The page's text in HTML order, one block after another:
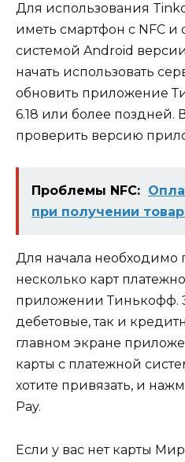
Для использования
иметь смартфон с NFC
системой Android
начать использовать
обновить приложение
6.18 или более поздней.
проверить версию
Проблемы NFC:
при получении
Для начала необходимо
несколько карт
приложении Тинькофф.
дебетовые, так и
главном экране
карты с платежной
хотите привязать, и
Pay.
Если у вас нет карты